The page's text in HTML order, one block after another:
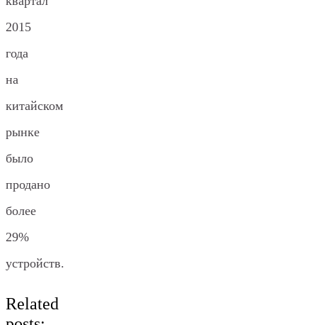
2015
года
на
китайском
рынке
было
продано
более
29%
устройств.
Related